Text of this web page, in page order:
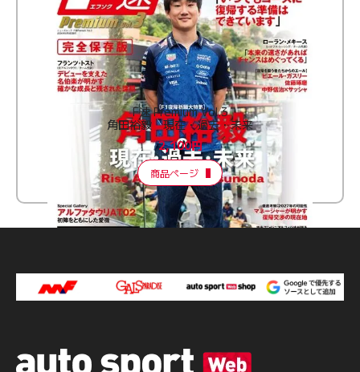
F速 Premium Vol.3
角田裕毅 現在・過去・未来
2,100円
商品ページ